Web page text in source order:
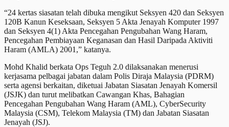
“24 kertas siasatan telah dibuka mengikut Seksyen 420 dan Seksyen
120B Kanun Keseksaan, Seksyen 5 Akta Jenayah Komputer 1997
dan Seksyen 4(1) Akta Pencegahan Pengubahan Wang Haram,
Pencegahan Pembiayaan Keganasan dan Hasil Daripada Aktiviti
Haram (AMLA) 2001,” katanya.
Mohd Khalid berkata Ops Teguh 2.0 dilaksanakan menerusi
kerjasama pelbagai jabatan dalam Polis Diraja Malaysia (PDRM)
serta agensi berkaitan, diketuai Jabatan Siasatan Jenayah Komersil
(JSJK) dan turut melibatkan Cawangan Khas, Bahagian
Pencegahan Pengubahan Wang Haram (AML), CyberSecurity
Malaysia (CSM), Telekom Malaysia (TM) dan Jabatan Siasatan
Jenayah (JSJ).